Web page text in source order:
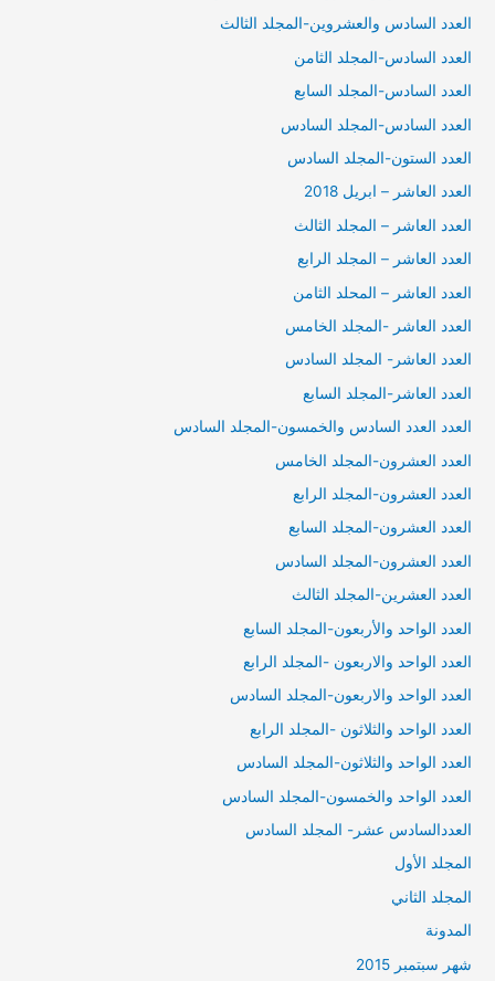
العدد السادس والعشروين-المجلد الثالث
العدد السادس-المجلد الثامن
العدد السادس-المجلد السابع
العدد السادس-المجلد السادس
العدد الستون-المجلد السادس
العدد العاشر – ابريل 2018
العدد العاشر – المجلد الثالث
العدد العاشر – المجلد الرابع
العدد العاشر – المحلد الثامن
العدد العاشر -المجلد الخامس
العدد العاشر- المجلد السادس
العدد العاشر-المجلد السابع
العدد العدد السادس والخمسون-المجلد السادس
العدد العشرون-المجلد الخامس
العدد العشرون-المجلد الرابع
العدد العشرون-المجلد السابع
العدد العشرون-المجلد السادس
العدد العشرين-المجلد الثالث
العدد الواحد والأربعون-المجلد السابع
العدد الواحد والاربعون -المجلد الرابع
العدد الواحد والاربعون-المجلد السادس
العدد الواحد والثلاثون -المجلد الرابع
العدد الواحد والثلاثون-المجلد السادس
العدد الواحد والخمسون-المجلد السادس
العددالسادس عشر- المجلد السادس
المجلد الأول
المجلد الثاني
المدونة
شهر سبتمبر 2015